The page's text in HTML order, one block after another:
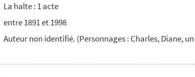
La halte : 1 acte
entre 1891 et 1998
Auteur non identifié. (Personnages : Charles, Diane,